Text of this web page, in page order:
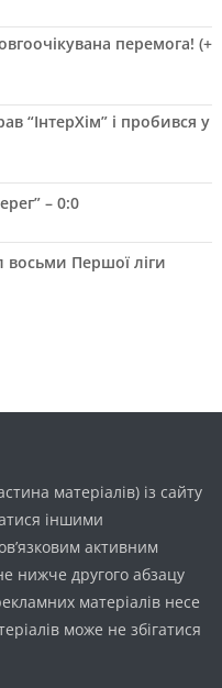
перемога! (+
“ІнтерХім” і пробився у
– 0:0
восьми Першої ліги
матеріалів) із сайту
іншими
активним
нижче другого абзацу
матеріалів несе
може не збігатися